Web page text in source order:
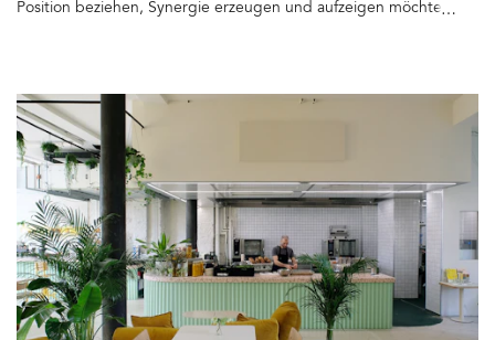
Position beziehen, Synergie erzeugen und aufzeigen möchten,
in der Coronakrise, gründen die kreativen Frauen in Berlin ein
Kollektiv, das sich als Schnittmenge aus Design, Kunst und
Handwerk begreift. Sie arbeiten alle erfolgreich in eigenen
Studios oder Werkstätten und sind mit viel Herzblut in ganz
unterschiedlichen Gestaltungsbereichen tätig. Ob mit Glas, Holz,
Stoff, Metall oder Ton – die Wertschätzung für das verwendete
Material, die Erhaltung traditioneller Handwerkstechniken und das
verantwortungsvolle Produzieren einzigartiger und langlebiger
Produkte stehen bei MATTER of COURSE ganz oben. Wenn sich
also elf mal geballte Designpower zusammentut, wird ganz sicher